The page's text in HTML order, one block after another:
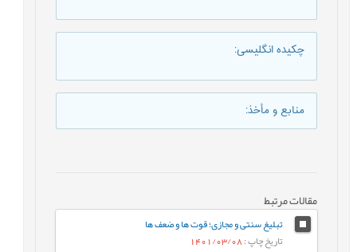
چکیده انگلیسی:
منابع و مأخذ:
مقالات مرتبط
تبلیغ سنتی و مجازی؛ قوت ها و ضعف ها
تاریخ چاپ: 1401/03/08